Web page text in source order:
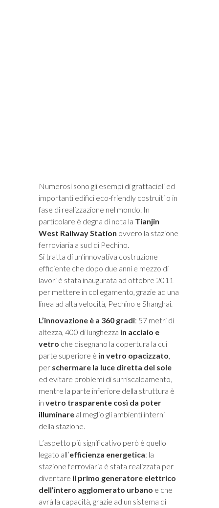
Numerosi sono gli esempi di grattacieli ed
importanti edifici eco-friendly costruiti o in
fase di realizzazione nel mondo. In
particolare è degna di nota la Tianjin
West Railway Station ovvero la stazione
ferroviaria a sud di Pechino.
Si tratta di un’innovativa costruzione
efficiente che dopo due anni e mezzo di
lavori è stata inaugurata ad ottobre 2011
per mettere in collegamento, grazie ad una
linea ad alta velocità, Pechino e Shanghai.
L’innovazione è a 360 gradi: 57 metri di
altezza, 400 di lunghezza in acciaio e
vetro che disegnano la copertura la cui
parte superiore è in vetro opacizzato,
per schermare la luce diretta del sole
ed evitare problemi di surriscaldamento,
mentre la parte inferiore della struttura è
in vetro trasparente così da poter
illuminare al meglio gli ambienti interni
della stazione.
L’aspetto più significativo però è quello
legato all’efficienza energetica: la
stazione ferroviaria è stata realizzata per
diventare il primo generatore elettrico
dell’intero agglomerato urbano e che
avrà la capacità, grazie ad un sistema di